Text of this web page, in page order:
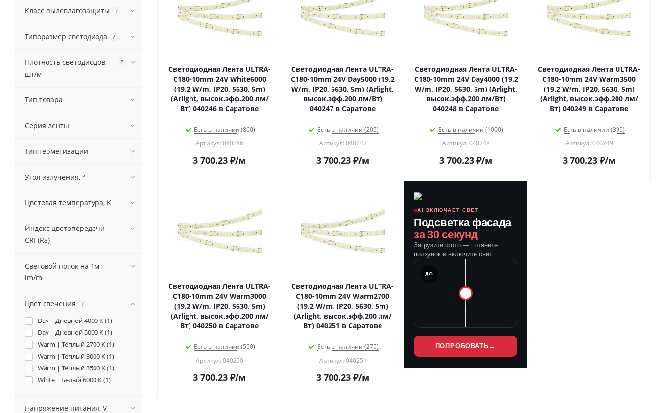
Светодиодная Лента ULTRA-
C180-10mm 24V White6000
(19.2 W/m, IP20, 5630, 5m)
(Arlight, высок.эфф.200 лм/
Вт) 040246 в Саратове
Есть в наличии (860)
Артикул: 040246
3 700.23 ₽/м
Светодиодная Лента ULTRA-
C180-10mm 24V Day5000 (19.2
W/m, IP20, 5630, 5m) (Arlight,
высок.эфф.200 лм/Вт)
040247 в Саратове
Есть в наличии (205)
Артикул: 040247
3 700.23 ₽/м
Светодиодная Лента ULTRA-
C180-10mm 24V Day4000 (19.2
W/m, IP20, 5630, 5m) (Arlight,
высок.эфф.200 лм/Вт)
040248 в Саратове
Есть в наличии (1000)
Артикул: 040248
3 700.23 ₽/м
Светодиодная Лента ULTRA-
C180-10mm 24V Warm3500
(19.2 W/m, IP20, 5630, 5m)
(Arlight, высок.эфф.200 лм/
Вт) 040249 в Саратове
Есть в наличии (395)
Артикул: 040249
3 700.23 ₽/м
Светодиодная Лента ULTRA-
C180-10mm 24V Warm3000
(19.2 W/m, IP20, 5630, 5m)
(Arlight, высок.эфф.200 лм/
Вт) 040250 в Саратове
Есть в наличии (550)
Артикул: 040250
3 700.23 ₽/м
Светодиодная Лента ULTRA-
C180-10mm 24V Warm2700
(19.2 W/m, IP20, 5630, 5m)
(Arlight, высок.эфф.200 лм/
Вт) 040251 в Саратове
Есть в наличии (275)
Артикул: 040251
3 700.23 ₽/м
AI ВКЛЮЧАЕТ СВЕТ
Подсветка фасада
за 30 секунд
Загрузите фото — потяните
ползунок и включите свет
ДО
ПОПРОБОВАТЬ →
Класс пылевлагозащиты ?
Типоразмер светодиода ?
Плотность светодиодов,
шт/м
?
Тип товара
Серия ленты
Тип герметизации
Угол излучения, °
Цветовая температура, K
Индекс цветопередачи
CRI (Ra)
Световой поток на 1м,
lm/m
Цвет свечения ?
Day | Дневной 4000 K (1)
Day | Дневной 5000 K (1)
Warm | Тёплый 2700 K (1)
Warm | Тёплый 3000 K (1)
Warm | Тёплый 3500 K (1)
White | Белый 6000 K (1)
Напряжение питания, V